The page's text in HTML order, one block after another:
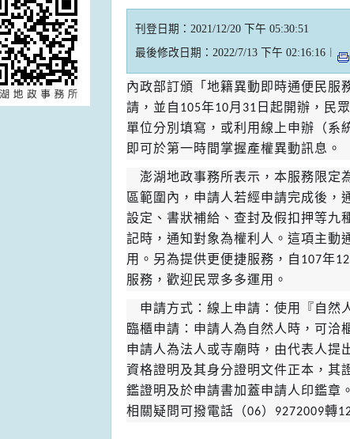
刊登日期：2021/12/20 下午 05:30:51
最後修改日期：2022/7/13 下午 02:16:16︱
內政部訂頒「地籍異動即時通便民服
請，並自105年10月31日起開辦，民
單位分別填寫，或利用線上申辦（
即可於第一時間掌握產權異動訊息。
澎湖地政事務所表示，本服務限定
區範圍內，申請人若經申請完成後，
設定、書狀補給、查封及假扣押等九
記時，通知對象為權利人。這項主動
用。另為提供更便捷服務，自107年
服務，歡迎民眾多多運用。
申請方式：線上申請：使用『自然
臨櫃申請：申請人為自然人時，可洽
申請人為法人或寺廟時，由代表人提
資格證明及其身分證明文件正本，其
鑑證明及於申請書加蓋申請人印鑑章
相關疑問可撥電話（06）9272009轉